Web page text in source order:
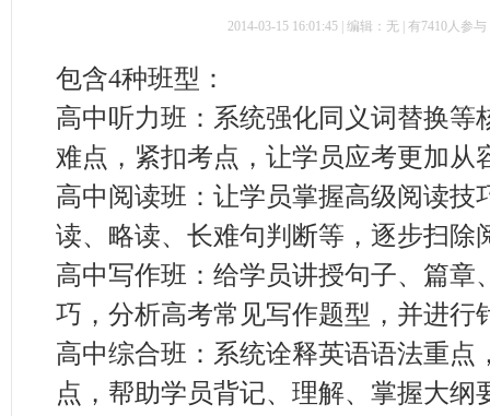
2014-03-15 16:01:45 | 编辑：无 | 有7410人参
包含4种班型：
高中听力班：系统强化同义词替换等
难点，紧扣考点，让学员应考更加从
高中阅读班：让学员掌握高级阅读技
读、略读、长难句判断等，逐步扫除
高中写作班：给学员讲授句子、篇章
巧，分析高考常见写作题型，并进行
高中综合班：系统诠释英语语法重点
点，帮助学员背记、理解、掌握大纲